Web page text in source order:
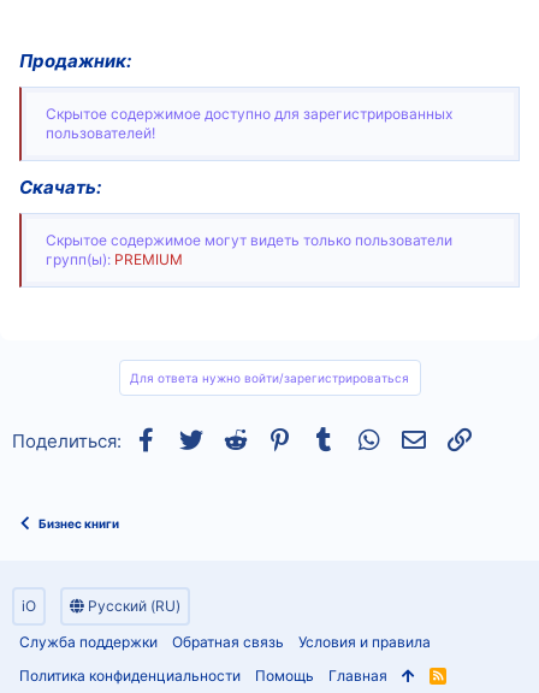
Продажник:
Скрытое содержимое доступно для зарегистрированных
пользователей!
Скачать:
Скрытое содержимое могут видеть только пользователи
групп(ы): PREMIUM
Для ответа нужно войти/зарегистрироваться
Поделиться: Facebook
TwitterReddit Pinterest
Tumblr WhatsAppСсылка
Бизнес книги
iO
Русский (RU)
Служба поддержки
Обратная связь
Условия и правила
Политика конфиденциальности
Помощь Главная
R